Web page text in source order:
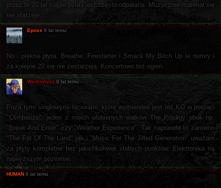
przez te 20 lat ciągle była i jest często odpalana. Muzycznie materiał się
nie starzeje. .. .
Epoxx 8 lat temu
No , piękna płyta. Breathe, Firestarter i Smack My Bitch Up te numry i
za kolejne 20 się nie zestarzeją. Koncertowo też ogień.
Wędrowycz 8 lat temu
Poza tymi singlowymi hiciorami, które wymieniłeś jest też KO w postaci
"Climbatize", jeden z moich ulubionych wałków The Prodigy obok np.
"Break And Enter" czy "Weather Experience". Tak naprawdę to zarówno
"The Fat Of The Land" jak i "Music For The Jilted Generation" uważam
za płyty kompletne bez jakichkolwiek słabych punktów. Elektronika na
najwyższym poziomie.
HUMAN 8 lat temu